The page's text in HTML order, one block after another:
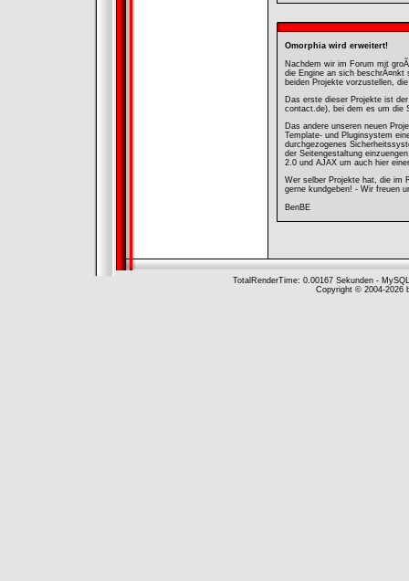
Omorphia wird erweitert!
Nachdem wir im Forum mit
die Engine an sich
beiden Projekte vorzustellen,
Das erste dieser Projekte ist
contact.de), bei dem es um die
Das andere unseren neuen
Template- und Pluginsystem
durchgezogenes
der Seitengestaltung
2.0 und AJAX um auch hier
Wer selber Projekte hat, die im
gerne kundgeben! - Wir freuen
BenBE
TotalRenderTime: 0.00167 Sekunden -
Copyright © 2004-2026